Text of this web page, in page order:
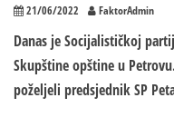
21/06/2022 FaktorAdmin
Danas je Socijalističkoj
Skupštine opštine u
poželjeli predsjednik SP